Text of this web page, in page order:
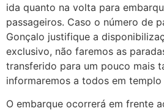
ida quanto na volta para
passageiros. Caso o número de
Gonçalo justifique a
exclusivo, não faremos as
transferido para um pouco mais
informaremos a todos em templo
O embarque ocorrerá em frente